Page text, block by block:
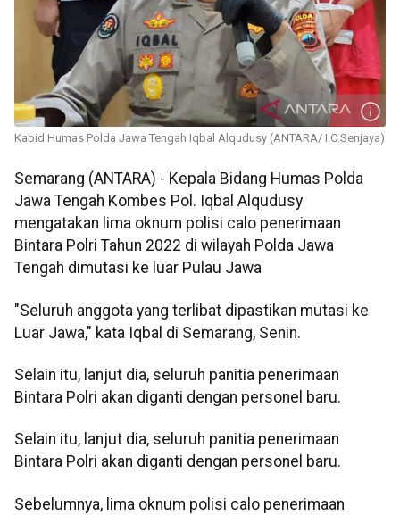
Kabid Humas Polda Jawa Tengah Iqbal Alqudusy (ANTARA/ I.C.Senjaya)
Semarang (ANTARA) - Kepala Bidang Humas Polda
Jawa Tengah Kombes Pol. Iqbal Alqudusy
mengatakan lima oknum polisi calo penerimaan
Bintara Polri Tahun 2022 di wilayah Polda Jawa
Tengah dimutasi ke luar Pulau Jawa
"Seluruh anggota yang terlibat dipastikan mutasi ke
Luar Jawa," kata Iqbal di Semarang, Senin.
Selain itu, lanjut dia, seluruh panitia penerimaan
Bintara Polri akan diganti dengan personel baru.
Selain itu, lanjut dia, seluruh panitia penerimaan
Bintara Polri akan diganti dengan personel baru.
Sebelumnya, lima oknum polisi calo penerimaan